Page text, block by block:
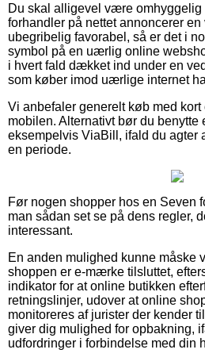
Du skal alligevel være omhyggelig
forhandler på nettet annoncerer
ubegribelig favorabel, så er det i
symbol på en uærlig online
i hvert fald dækket ind under en
som køber imod uærlige internet
Vi anbefaler generelt køb med kort
mobilen. Alternativt bør du benytte
eksempelvis ViaBill, ifald du agter
en periode.
Før nogen shopper hos en Seven
man sådan set se på dens regler,
interessant.
En anden mulighed kunne måske
shoppen er e-mærke tilsluttet,
indikator for at online butikken
retningslinjer, udover at online
monitoreres af jurister der kender
giver dig mulighed for opbakning,
udfordringer i forbindelse med din